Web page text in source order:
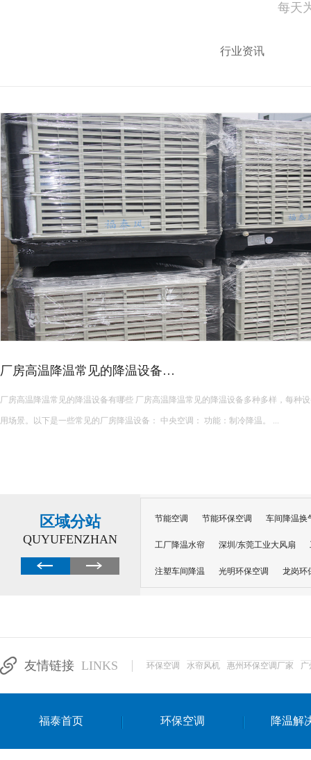
每天
行业资讯
厂房高温降温常见的降温设备…
厂房高温降温常见的降温设备有哪些 厂房高温降温常见的降温设备多种多样，每种设备都有其独特的功能和适
用场景。以下是一些常见的厂房降温设备： 中央空调： 功能：制冷降温。 ...
区域分站
QUYUFENZHAN
节能空调 节能环保空调 车间降温换
工厂降温水帘 深圳/东莞工业大风扇
注塑车间降温 光明环保空调 龙岗环
达州工业省电安装
友情链接 LINKS 环保空调 水帘风机 惠州环保空调厂家 广
福泰首页 环保空调 降温解